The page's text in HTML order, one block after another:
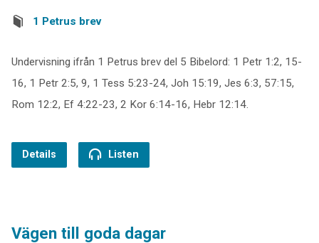
1 Petrus brev
Undervisning ifrån 1 Petrus brev del 5 Bibelord: 1 Petr 1:2, 15-
16, 1 Petr 2:5, 9, 1 Tess 5:23-24, Joh 15:19, Jes 6:3, 57:15,
Rom 12:2, Ef 4:22-23, 2 Kor 6:14-16, Hebr 12:14.
Details Listen
Vägen till goda dagar